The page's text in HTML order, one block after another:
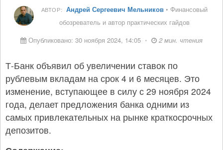
АВТОР: Андрей Сергеевич Мельников• Финансовый
обозреватель и автор практических гайдов
Опубликовано: 30 ноября 2024, 14:05 • 2 мин. чтения
Т-Банк объявил об увеличении ставок по
рублевым вкладам на срок 4 и 6 месяцев. Это
изменение, вступающее в силу с 29 ноября 2024
года, делает предложения банка одними из
самых привлекательных на рынке краткосрочных
депозитов.